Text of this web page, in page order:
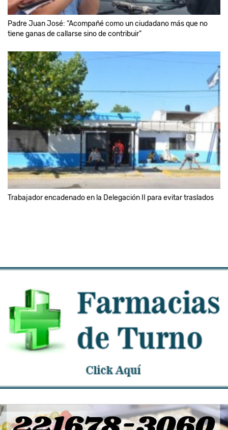
Padre Juan José: “Acompañé como un ciudadano más que no
tiene ganas de callarse sino de contribuir”
Trabajador encadenado en la Delegación II para evitar traslados